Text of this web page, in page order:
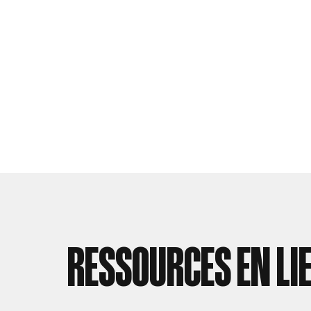
RESSOURCES EN